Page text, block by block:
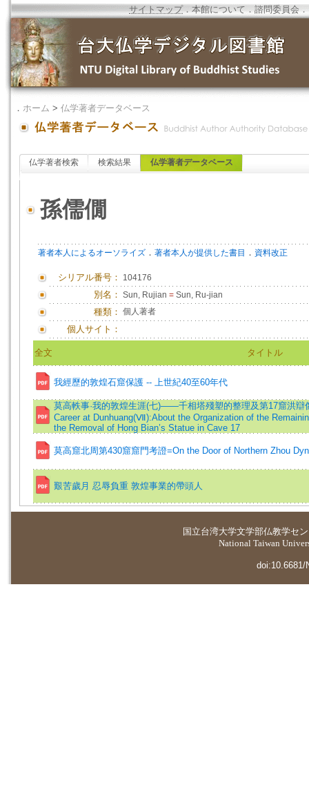
サイトマップ．本館について ．諮問委員会 ．
． ホーム > 仏学著者データベース
仏学著者検索 検索結果 仏学著者データベース
孫儒僩
著者本人によるオーソライズ ． 著者本人が提供した書目 ． 資料改正
シリアル番号： 104176
別名： Sun, Rujian = Sun, Ru-jian
種類： 個人著者
個人サイト：
全文 タイトル
我經歷的敦煌石窟保護 -- 上世紀40至60年代
莫高軼事·我的敦煌生涯(七)——千相塔殘塑的整理及第17窟洪
Career at Dunhuang(Ⅶ):About the Organization of the
the Removal of Hong Bian’s Statue in Cave 17
莫高窟北周第430窟窟門考證=On the Door of Northern Zhou
艱苦歲月 忍辱負重 敦煌事業的帶頭人
国立台湾大学文学部仏教学セ
National Taiwan
doi:10.6681/